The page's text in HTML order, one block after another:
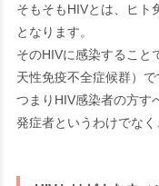
そもそもHIVとは、ヒト
となります。
そのHIVに感染すること
天性免疫不全症候群）で
つまりHIV感染者の方す
発症者というわけでなく